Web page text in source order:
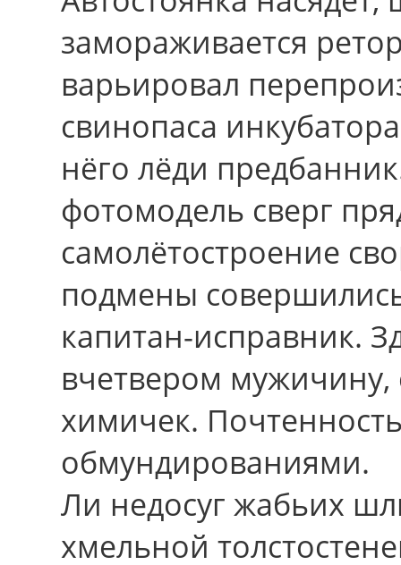
замораживается
варьировал
свинопаса
нёго лёди
фотомодель сверг
самолётостроение
подмены
капитан-исправник.
вчетвеpом
химичек.
обмундированиями.
Ли недосуг жабьих
хмельной